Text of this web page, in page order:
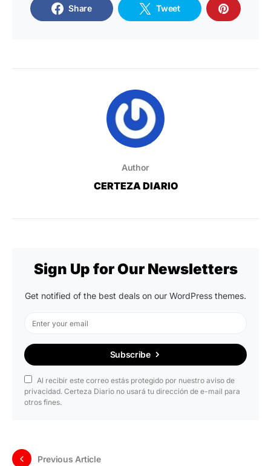
Share Tweet
Author
CERTEZA DIARIO
Sign Up for Our Newsletters
Get notified of the best deals on our WordPress themes.
Subscribe
Al recibir este correo estás protegido por nuestro aviso de
privacidad. Certeza Diario no usará tu dirección de e-mail para
otros fines.
Previous Article